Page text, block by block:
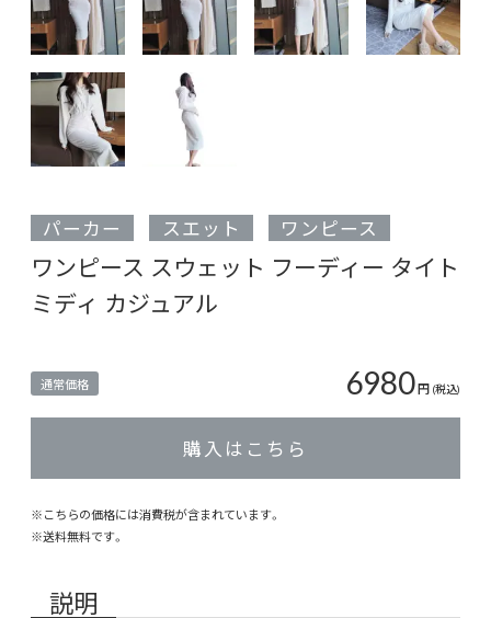
パーカー スエット ワンピース
ワンピース スウェット フーディー タイト
ミディ カジュアル
通常価格 6980円 (税込)
購入はこちら
※こちらの価格には消費税が含まれています。
※送料無料です。
説明